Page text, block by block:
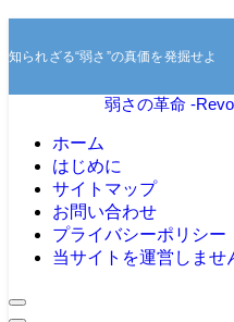
知られざる“弱さ”の真価を発掘せよ
弱さの革命 -
ホーム
はじめに
サイトマップ
お問い合わせ
プライバシーポリシー
当サイトを運営しませ